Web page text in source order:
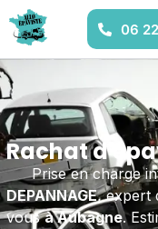
06
Rachat
Prise en charge
DEPANNAGE, expert
vousà Aubagne.